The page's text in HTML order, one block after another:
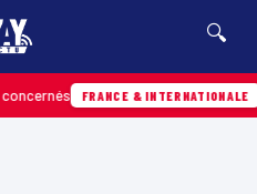
🔍
FRANCE & INTERNATIONALE Hier ·